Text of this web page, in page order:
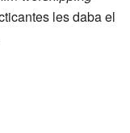
les daba el